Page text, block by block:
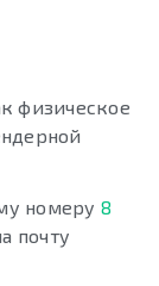
физическое
номеру 8
почту